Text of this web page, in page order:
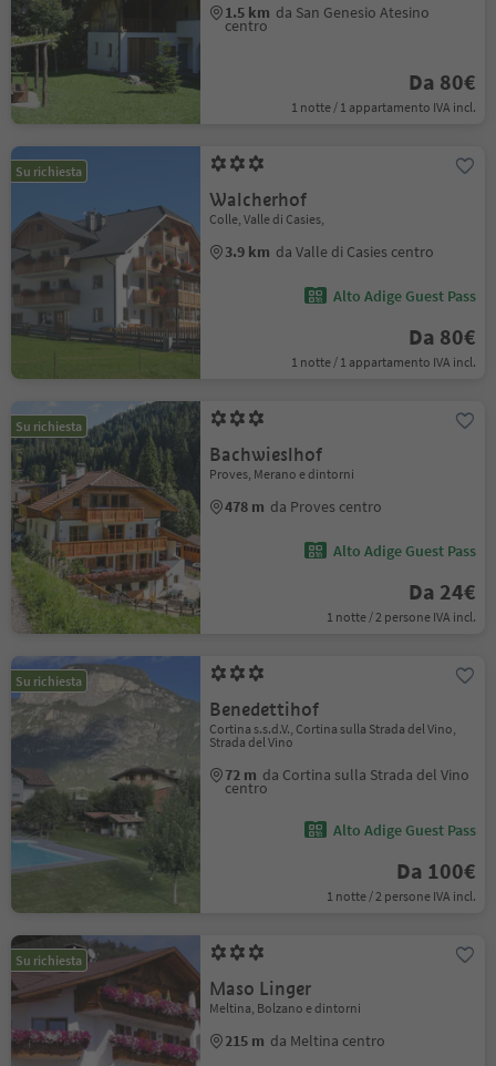
1.5 km da San Genesio Atesino
centro
Da 80€
1 notte / 1 appartamento IVA incl.
Su richiesta
Walcherhof
Colle, Valle di Casies,
3.9 km da Valle di Casies centro
Alto Adige Guest Pass
Da 80€
1 notte / 1 appartamento IVA incl.
Su richiesta
Bachwieslhof
Proves, Merano e dintorni
478 m da Proves centro
Alto Adige Guest Pass
Da 24€
1 notte / 2 persone IVA incl.
Su richiesta
Benedettihof
Cortina s.s.d.V., Cortina sulla Strada del Vino,
Strada del Vino
72 m da Cortina sulla Strada del Vino
centro
Alto Adige Guest Pass
Da 100€
1 notte / 2 persone IVA incl.
Su richiesta
Maso Linger
Meltina, Bolzano e dintorni
215 m da Meltina centro